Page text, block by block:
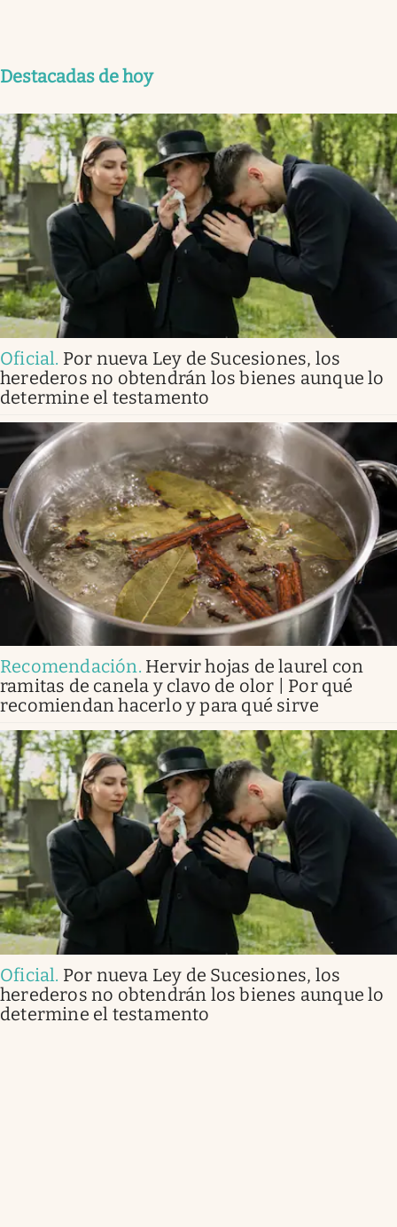
Destacadas de hoy
Oficial. Por nueva Ley de Sucesiones, los
herederos no obtendrán los bienes aunque lo
determine el testamento
Recomendación. Hervir hojas de laurel con
ramitas de canela y clavo de olor | Por qué
recomiendan hacerlo y para qué sirve
Oficial. Por nueva Ley de Sucesiones, los
herederos no obtendrán los bienes aunque lo
determine el testamento